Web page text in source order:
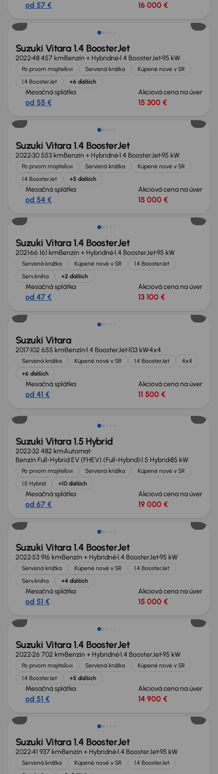
od 57 € 16 000 €
Suzuki Vitara 1.4 BoosterJet
202248 457 kmBenzín + Hybridné1.4 BoosterJet95 kW
Po prvom majiteľovi Servisná knižka
Kúpené nové v SR
1.4 BoosterJet
+6 ďalších
Mesačná splátka
od 55 €
Akciová cena na úver
15 300 €
Suzuki Vitara 1.4 BoosterJet
202230 553 kmBenzín + Hybridné1.4 BoosterJet95 kW
Po prvom majiteľovi Servisná knižka
Kúpené nové v SR
1.4 BoosterJet
+5 ďalších
Mesačná splátka
od 54 €
Akciová cena na úver
15 000 €
Zlacnené o 400 €
Suzuki Vitara 1.4 BoosterJet
202166 161 kmBenzín + Hybridné1.4 BoosterJet95 kW
Servisná knižka Kúpené nové v SR
1.4 BoosterJet
Serv.kniha
+2 ďalších
Mesačná splátka
od 47 €
Akciová cena na úver
13 100 €
Suzuki Vitara
2017102 655 kmBenzín1.4 BoosterJet103 kW4x4
Servisná knižka Kúpené nové v SR 1.4 BoosterJet
4x4
+6 ďalších
Mesačná splátka
od 41 €
Akciová cena na úver
11 500 €
Suzuki Vitara 1.5 Hybrid
202232 482 kmAutomat
Benzín Full-Hybrid EV (FHEV) (Full-Hybrid)1.5 Hybrid85 kW
Po prvom majiteľovi Servisná knižka
Kúpené nové v SR
1.5 Hybrid
+10 ďalších
Mesačná splátka
od 67 €
Akciová cena na úver
19 000 €
Suzuki Vitara 1.4 BoosterJet
202253 916 kmBenzín + Hybridné1.4 BoosterJet95 kW
Servisná knižka Kúpené nové v SR
1.4 BoosterJet
Serv.kniha
+4 ďalších
Mesačná splátka
od 51 €
Akciová cena na úver
15 000 €
Suzuki Vitara 1.4 BoosterJet
202226 702 kmBenzín + Hybridné1.4 BoosterJet95 kW
Po prvom majiteľovi Servisná knižka
Kúpené nové v SR
1.4 BoosterJet
+5 ďalších
Mesačná splátka
od 51 €
Akciová cena na úver
14 900 €
Suzuki Vitara 1.4 BoosterJet
202241 937 kmBenzín + Hybridné1.4 BoosterJet95 kW
Servisná knižka Kúpené nové v SR
1.4 BoosterJet